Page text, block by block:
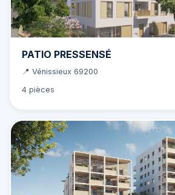
PATIO PRESSENSÉ
📍 Vénissieux 69200
4 pièces